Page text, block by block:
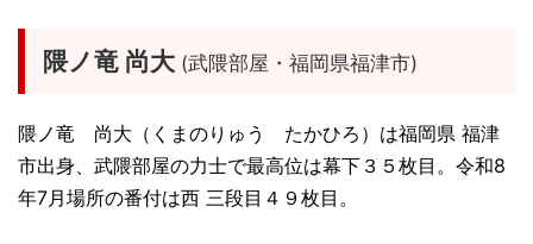
隈ノ竜 尚大 (武隈部屋・福岡県福津市)
隈ノ竜 尚大（くまのりゅう たかひろ）は福岡県 福津
市出身、武隈部屋の力士で最高位は幕下３５枚目。令和8
年7月場所の番付は西 三段目４９枚目。